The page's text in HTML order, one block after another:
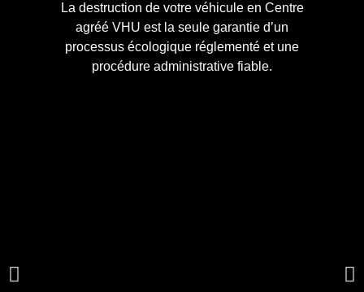
La destruction de votre véhicule en Centre
agréé VHU est la seule garantie d’un
processus écologique réglementé et une
procédure administrative fiable.